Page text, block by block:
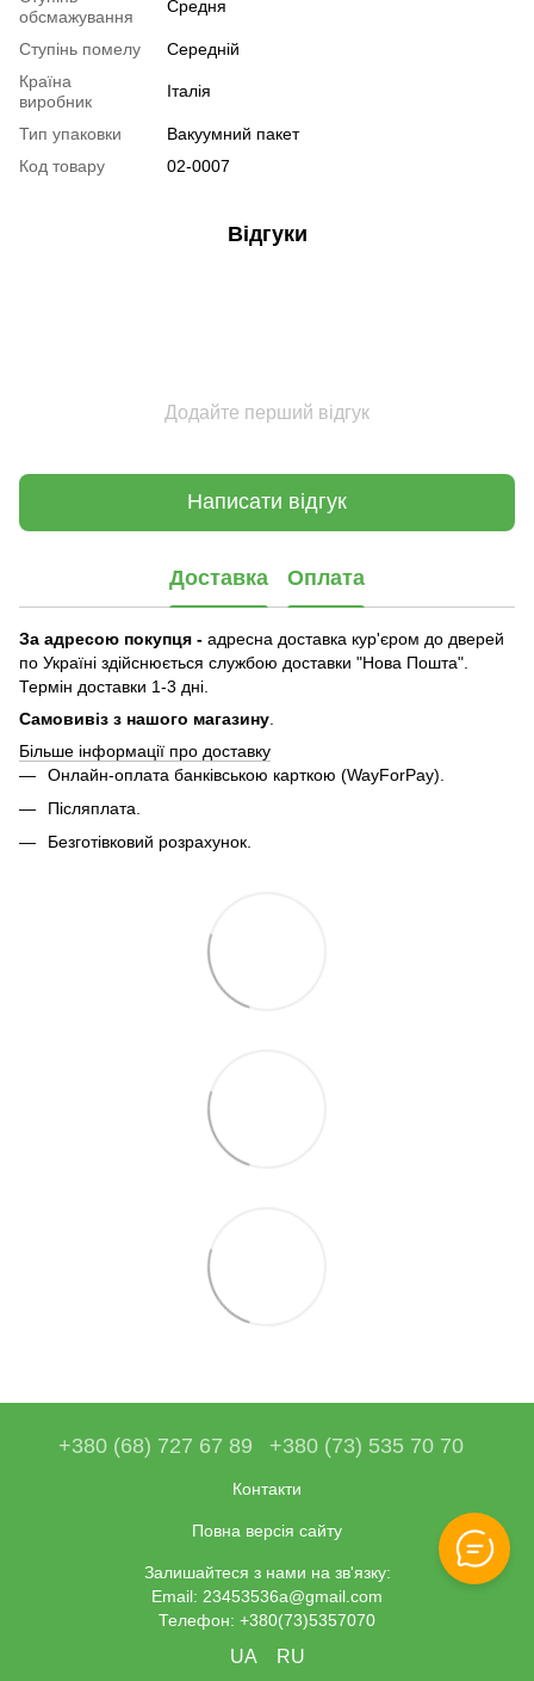
обсмажування
Средня
Ступінь помелу
Середній
Країна
виробник
Італія
Тип упаковки
Вакуумний пакет
Код товару
02-0007
Відгуки
Додайте перший відгук
Написати відгук
Доставка Оплата
За адресою покупця - адресна доставка кур'єром до дверей
по Україні здійснюється службою доставки "Нова Пошта".
Термін доставки 1-3 дні.
Самовивіз з нашого магазину
Більше інформації про доставку
Онлайн-оплата банківською карткою (WayForPay).
Післяплата.
Безготівковий розрахунок.
+380 (68) 727 67 89 +380 (73) 535 70 70
Контакти
Повна версія сайту
Залишайтеся з нами на зв'язку:
Email: 23453536a@gmail.com
Телефон: +380(73)5357070
UA RU